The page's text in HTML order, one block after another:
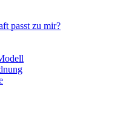
passt zu mir?